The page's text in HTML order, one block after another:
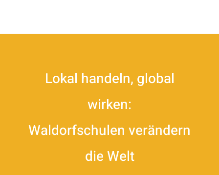
Lokal handeln, global
wirken:
Waldorfschulen verändern
die Welt